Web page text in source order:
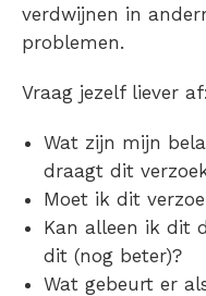
verdwijnen in
problemen.
Vraag jezelf liever af:
Wat zijn mijn
draagt dit
Moet ik dit
Kan alleen ik dit
dit (nog beter)?
Wat gebeurt er